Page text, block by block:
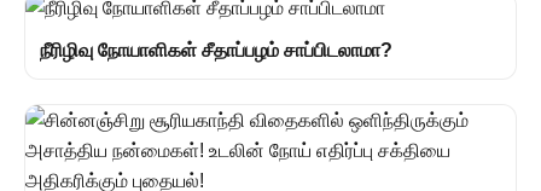
நீரிழிவு நோயாளிகள் சீதாப்பழம் சாப்பிடலாமா?